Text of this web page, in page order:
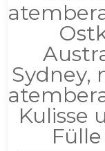
Sydney,
Kulisse